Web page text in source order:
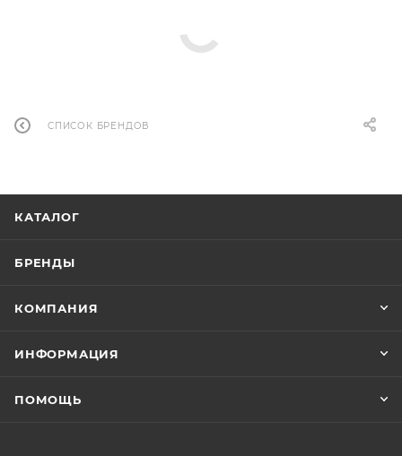
СПИСОК БРЕНДОВ
КАТАЛОГ
БРЕНДЫ
КОМПАНИЯ
ИНФОРМАЦИЯ
ПОМОЩЬ